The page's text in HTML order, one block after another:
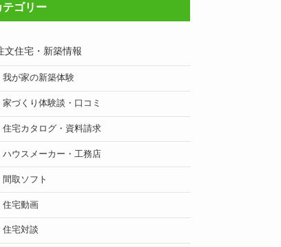
テゴリー
文住宅・新築情報
我が家の新築体験
家づくり体験談・口コミ
住宅カタログ・資料請求
ハウスメーカー・工務店
間取ソフト
住宅動画
住宅対談